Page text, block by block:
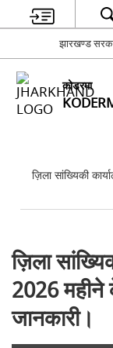
झारखण्ड
कोडरमा
ज़िला सांख्यिकी
ज़िला
2026
जानकारी।